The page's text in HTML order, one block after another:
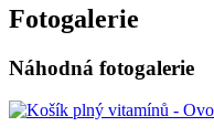
Fotogalerie
Náhodná fotogalerie